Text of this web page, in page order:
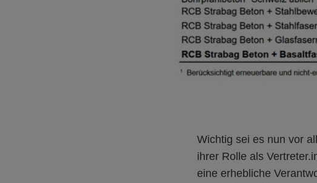
Wichtig sei es nun vor
ihrer Rolle als
eine erhebliche